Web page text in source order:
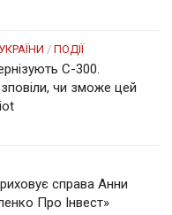
/ ПОДІЇ
С-300.
чи зможе цей
справа Анни
Про Інвест»